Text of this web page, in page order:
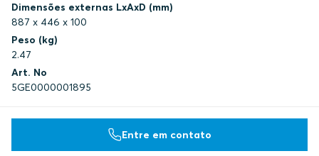
Dimensões externas LxAxD (mm)
887 x 446 x 100
Peso (kg)
2.47
Art. No
5GE0000001895
Entre em contato